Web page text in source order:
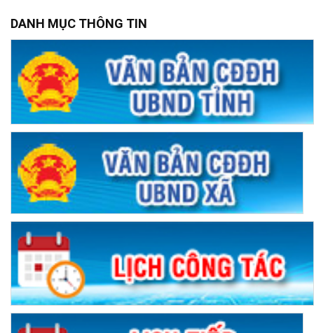
DANH MỤC THÔNG TIN